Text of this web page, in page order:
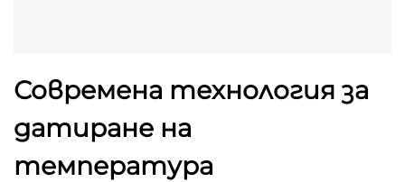
Современа технология за
датиране на
температура